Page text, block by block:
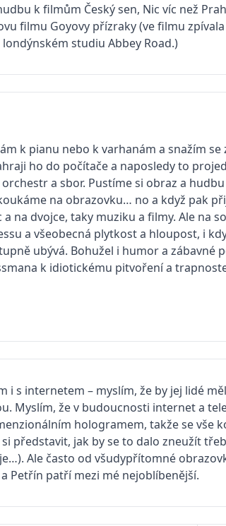
k filmům Český sen, Nic víc než
filmu Goyovy přízraky (ve filmu
studiu Abbey Road.)
k pianu nebo k varhanám a snažím
ho do počítače a naposledy to
a sbor. Pustíme si obraz a
na obrazovku… no a když pak
na dvojce, taky muziku a filmy. Ale na
a všeobecná plytkost a hloupost, i
ubývá. Bohužel i humor a
k idiotickému pitvoření a
i s internetem – myslím, že by jej lidé
Myslím, že v budoucnosti internet a
hologramem, takže se vše
představit, jak by se to dalo zneužít
Ale často od všudypřítomné
Petřín patří mezi mé nejoblíbenější.